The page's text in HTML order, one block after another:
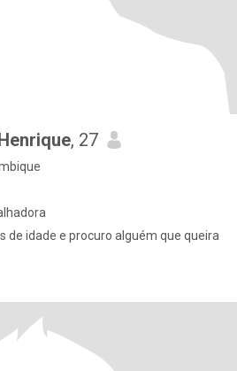
, 27
de idade e procuro alguém que queira